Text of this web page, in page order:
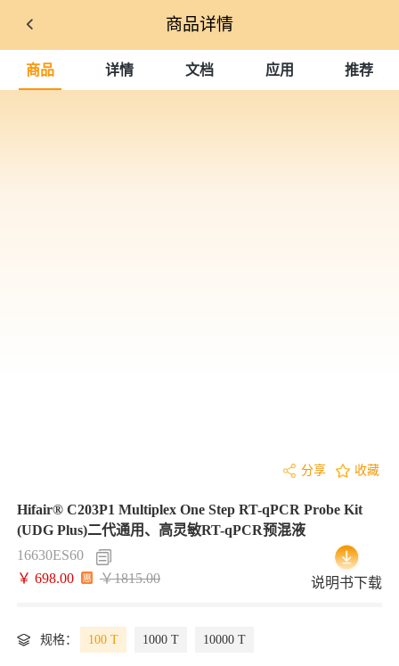
商品详情
商品 详情 文档 应用 推荐
分享 收藏
Hifair® C203P1 Multiplex One Step RT-qPCR Probe Kit
(UDG Plus)二代通用、高灵敏RT-qPCR预混液
16630ES60
￥ 698.00
￥1815.00 说明书下载
规格： 100 T 1000 T 10000 T